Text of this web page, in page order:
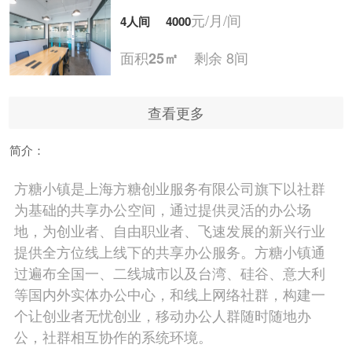
4人间 4000元/月/间
面积25㎡ 剩余 8间
5人间 5000元/月/间
6人间 6000
元/月/间
面积35㎡剩余 5间
7人间 7000元/月/间
查看更多
简介：
方糖小镇是上海方糖创业服务有限公司旗下以社群
为基础的共享办公空间，通过提供灵活的办公场
地，为创业者、自由职业者、飞速发展的新兴行业
提供全方位线上线下的共享办公服务。方糖小镇通
过遍布全国一、二线城市以及台湾、硅谷、意大利
等国内外实体办公中心，和线上网络社群，构建一
个让创业者无忧创业，移动办公人群随时随地办
公，社群相互协作的系统环境。